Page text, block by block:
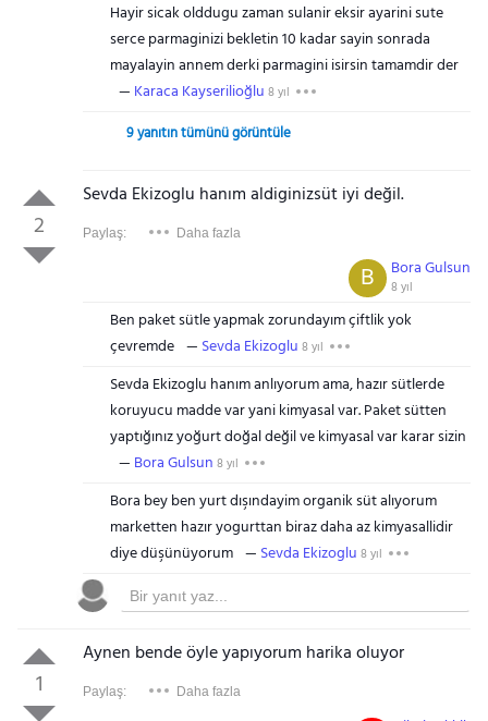
Hayir sicak olddugu zaman sulanir eksir ayarini sute
serce parmaginizi bekletin 10 kadar sayin sonrada
mayalayin annem derki parmagini isirsin tamamdir der
Karaca Kayserilioğlu 8 yıl
9 yanıtın tümünü görüntüle
2
Sevda Ekizoglu hanım aldiginizsüt iyi değil.
Paylaş: Daha fazla
Bora Gulsun
8 yıl
B
Ben paket sütle yapmak zorundayım çiftlik yok
çevremde
Sevda Ekizoglu 8 yıl
Sevda Ekizoglu hanım anlıyorum ama, hazır sütlerde
koruyucu madde var yani kimyasal var. Paket sütten
yaptığınız yoğurt doğal değil ve kimyasal var karar sizin
Bora Gulsun 8 yıl
Bora bey ben yurt dışındayim organik süt alıyorum
marketten hazır yogurttan biraz daha az kimyasallidir
diye düşünüyorum
Sevda Ekizoglu 8 yıl
1
Aynen bende öyle yapıyorum harika oluyor
Paylaş: Daha fazla